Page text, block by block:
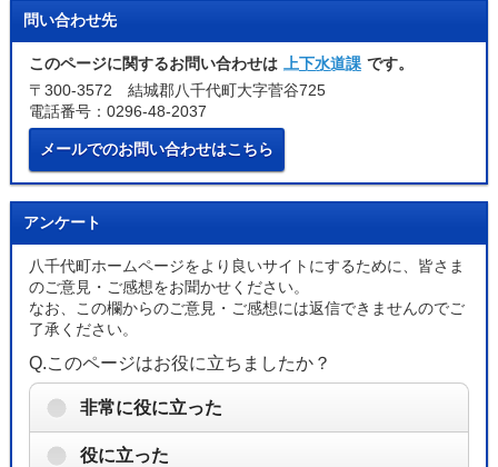
問い合わせ先
このページに関するお問い合わせは 上下水道課 です。
〒300-3572 結城郡八千代町大字菅谷725
電話番号：0296-48-2037
メールでのお問い合わせはこちら
アンケート
八千代町ホームページをより良いサイトにするために、皆さま
のご意見・ご感想をお聞かせください。
なお、この欄からのご意見・ご感想には返信できませんのでご
了承ください。
Q.このページはお役に立ちましたか？
非常に役に立った
役に立った